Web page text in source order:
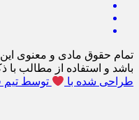
تمام حقوق مادی و معنوی
باشد و استفاده از مطالب با
طراحی شده با
توسط تیم